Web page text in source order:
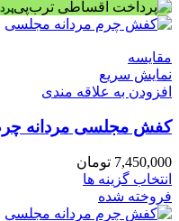
مقايسه
نمایش سریع
افزودن به علاقه مندی
کفش مجلسی مردانه چرم
7,450,000 تومان
انتخاب گزینه ها
فروخته شده